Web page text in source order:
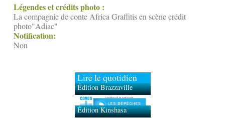
Légendes et crédits photo :
La compagnie de conte Africa Graffitis en scène crédit
photo"Adiac"
Notification:
Non
Lire le quotidien
Édition Brazzaville
Édition Kinshasa